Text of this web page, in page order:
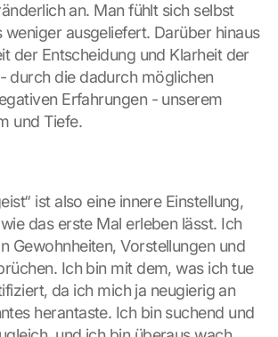
an. Man fühlt sich selbst
weniger ausgeliefert. Darüber hinaus
der Entscheidung und Klarheit der
durch die dadurch möglichen
Erfahrungen - unserem
und Tiefe.
ist also eine innere Einstellung,
das erste Mal erleben lässt. Ich
Gewohnheiten, Vorstellungen und
Ich bin mit dem, was ich tue
da ich mich ja neugierig an
herantaste. Ich bin suchend und